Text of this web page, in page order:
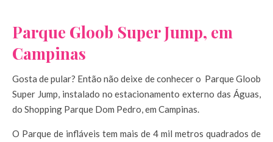
Parque Gloob Super Jump, em
Campinas
Gosta de pular? Então não deixe de conhecer o Parque Gloob
Super Jump, instalado no estacionamento externo das Águas,
do Shopping Parque Dom Pedro, em Campinas.
O Parque de infláveis tem mais de 4 mil metros quadrados de